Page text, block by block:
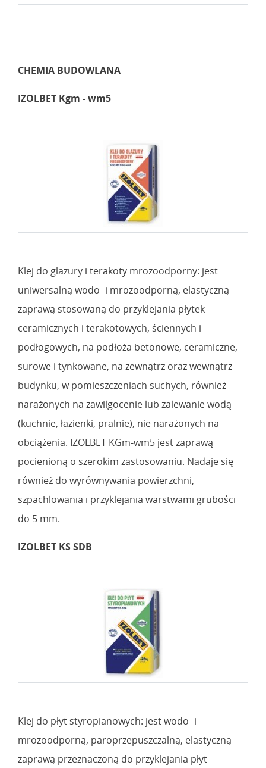
CHEMIA BUDOWLANA
IZOLBET Kgm - wm5
Klej do glazury i terakoty mrozoodporny: jest
uniwersalną wodo- i mrozoodporną, elastyczną
zaprawą stosowaną do przyklejania płytek
ceramicznych i terakotowych, ściennych i
podłogowych, na podłoża betonowe, ceramiczne,
surowe i tynkowane, na zewnątrz oraz wewnątrz
budynku, w pomieszczeniach suchych, również
narażonych na zawilgocenie lub zalewanie wodą
(kuchnie, łazienki, pralnie), nie narażonych na
obciążenia. IZOLBET KGm-wm5 jest zaprawą
pocienioną o szerokim zastosowaniu. Nadaje się
również do wyrównywania powierzchni,
szpachlowania i przyklejania warstwami grubości
do 5 mm.
IZOLBET KS SDB
Klej do płyt styropianowych: jest wodo- i
mrozoodporną, paroprzepuszczalną, elastyczną
zaprawą przeznaczoną do przyklejania płyt